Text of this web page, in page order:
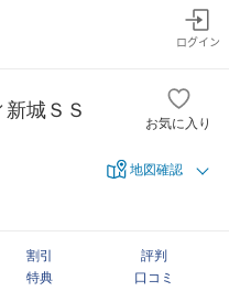
ログイン
城ＳＳ
お気に入り
地図確認
割引
特典
評判
口コミ